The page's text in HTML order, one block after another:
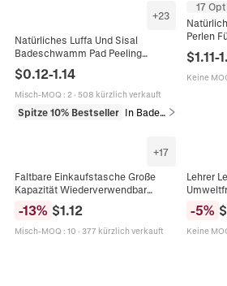
+23
Natürliches Luffa Und Sisal
Badeschwamm Pad Peeling
Körperwäscher Für Dusche Spa
Umweltfreundliche Hautpflege
$0.12-1.14
Misch-MOQ : 2· 508 kürzlich verkauft
Spitze 10% Bestseller In Badezimmer
17
Perlen
Spacer
$1.11-
Keine
+17
Faltbare Einkaufstasche Große
Kapazität Wiederverwendbar
Polyester Umweltfreundlich Tragbar
Waschbar Aufbewahrung
Handtasche
-13% $1.12
Misch-MOQ : 10 · 377 kürzlich verkauft
Lehrer
-5% $
Keine